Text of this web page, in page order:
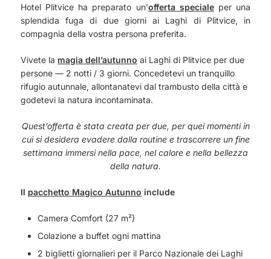
Hotel Plitvice ha preparato un’offerta specialeper una
splendida fuga di due giorni ai Laghi di Plitvice, in
compagnia della vostra persona preferita.
Vivete la magia dell’autunno ai Laghi di Plitvice per due
persone — 2 notti / 3 giorni. Concedetevi un tranquillo
rifugio autunnale, allontanatevi dal trambusto della città e
godetevi la natura incontaminata.
Quest’offerta è stata creata per due, per quei momenti in
cui si desidera evadere dalla routine e trascorrere un fine
settimana immersi nella pace, nel calore e nella bellezza
della natura.
Il pacchetto Magico Autunno include
Camera Comfort (27 m²)
Colazione a buffet ogni mattina
2 biglietti giornalieri per il Parco Nazionale dei Laghi